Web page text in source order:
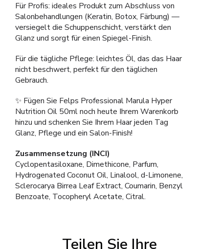
Für Profis: ideales Produkt zum Abschluss von
Salonbehandlungen (Keratin, Botox, Färbung) —
versiegelt die Schuppenschicht, verstärkt den
Glanz und sorgt für einen Spiegel-Finish.
Für die tägliche Pflege: leichtes Öl, das das Haar
nicht beschwert, perfekt für den täglichen
Gebrauch.
✨ Fügen Sie Felps Professional Marula Hyper
Nutrition Oil 50ml noch heute Ihrem Warenkorb
hinzu und schenken Sie Ihrem Haar jeden Tag
Glanz, Pflege und ein Salon-Finish!
Zusammensetzung (INCI)
Cyclopentasiloxane, Dimethicone, Parfum,
Hydrogenated Coconut Oil, Linalool, d-Limonene,
Sclerocarya Birrea Leaf Extract, Coumarin, Benzyl
Benzoate, Tocopheryl Acetate, Citral.
Teilen Sie Ihre